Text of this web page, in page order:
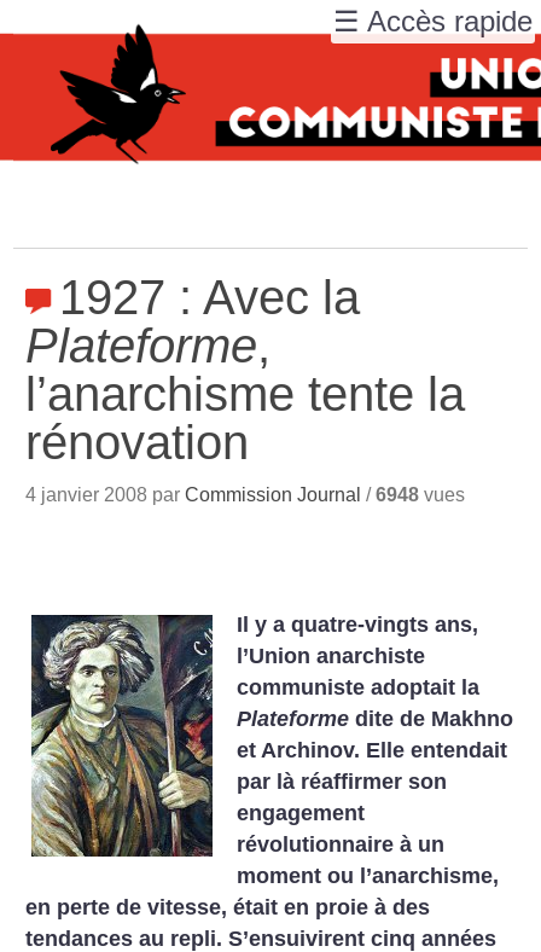
1927 : Avec la
Plateforme,
l’anarchisme tente la
rénovation
4 janvier 2008 parCommission Journal /6948 vues
Il y a quatre-vingts ans,
l’Union anarchiste
communiste adoptait la
Plateforme dite de Makhno
et Archinov. Elle entendait
par là réaffirmer son
engagement
révolutionnaire à un
moment ou l’anarchisme,
en perte de vitesse, était en proie à des
tendances au repli. S’ensuivirent cinq années
☰ Accès rapide